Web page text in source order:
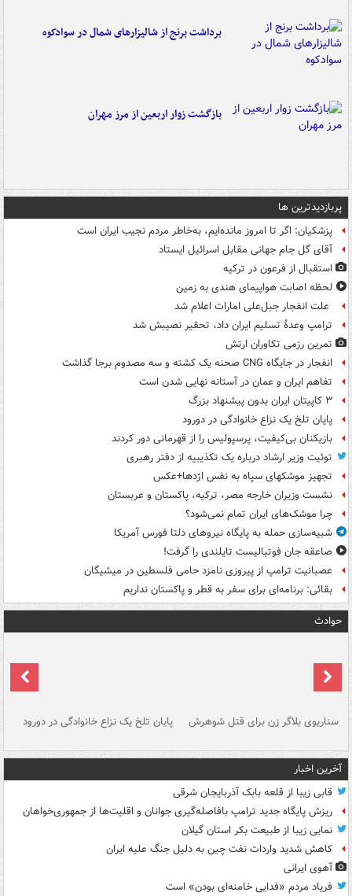
برداشت برنج از شالیزارهای شمال در سوادکوه
بازگشت زوار اربعین از مرز مهران
پربازدیدترین ها
پزشکیان: اگر تا امروز مانده‌ایم، به‌خاطر مردم نجیب ایران است
آقای گل جام جهانی مقابل اسرائیل ایستاد
استقبال از فرعون در ترکیه
لحظه اصابت هواپیمای هندی به زمین
علت انفجار جبل‌علی امارات اعلام شد
ترامپ وعدۀ تسلیم ایران داد، تحقیر نصیبش شد
تمرین رزمی تکاوران ارتش
انفجار در جایگاه CNG صحنه یک کشته و سه مصدوم برجا گذاشت
تفاهم ایران و عمان در آستانه نهایی شدن است
۳ کاپیتان ایران بدون پیشنهاد بزرگ
پایان تلخ یک نزاع خانوادگی در دورود
بازیکنان بی‌کیفیت، پرسپولیس را از قهرمانی دور کردند
توئیت وزیر ارشاد درباره یک تکذیبیه از دفتر رهبری
تجهیز موشکهای سپاه به نفس اژدها+عکس
نشست وزیران خارجه مصر، ترکیه، پاکستان و عربستان
چرا موشک‌های ایران تمام نمی‌شود؟
شبیه‌سازی حمله به پایگاه نیروهای دلتا فورس آمریکا
صاعقه جان فوتبالیست تایلندی را گرفت!
عصبانیت ترامپ از پیروزی نامزد حامی فلسطین در میشیگان
بقائی: برنامه‌ای برای سفر به قطر و پاکستان نداریم
حوادث
سناریوی بلاگر زن برای قتل شوهرش پایان تلخ یک نزاع خانوادگی در دورود
آخرین اخبار
قابی زیبا از قلعه بابک آذربایجان شرقی
ریزش پایگاه جدید ترامپ بافاصله‌گیری جوانان و اقلیت‌ها از جمهوری‌خواهان
نمایی زیبا از طبیعت بکر استان گیلان
کاهش شدید واردات نفت چین به دلیل جنگ علیه ایران
آهوی ایرانی
فریاد مردم «فدایی خامنه‌ای بودن» است